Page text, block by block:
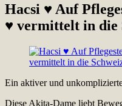
Hacsi ♥ Auf
♥ vermittelt in die
Ein aktiver und
Diese Akita-Dame liebt